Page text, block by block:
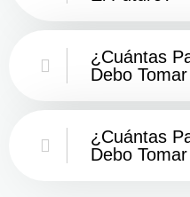
¿Cuántas
Debo
¿Cuántas
Debo